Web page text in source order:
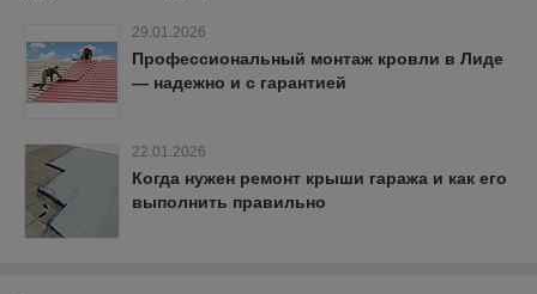
29.01.2026
Профессиональный монтаж кровли в Лиде
— надежно и с гарантией
22.01.2026
Когда нужен ремонт крыши гаража и как его
выполнить правильно